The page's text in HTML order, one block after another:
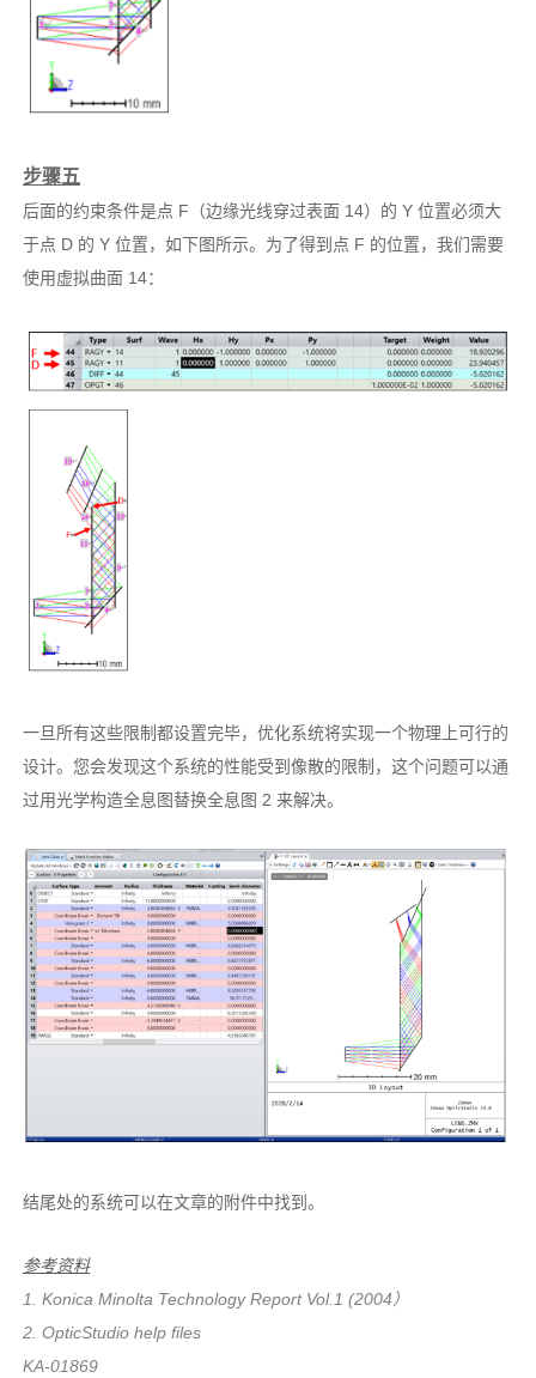
步骤五
后面的约束条件是点 F（边缘光线穿过表面 14）的 Y 位置必须大
于点 D 的 Y 位置，如下图所示。为了得到点 F 的位置，我们需要
使用虚拟曲面 14：
一旦所有这些限制都设置完毕，优化系统将实现一个物理上可行的
设计。您会发现这个系统的性能受到像散的限制，这个问题可以通
过用光学构造全息图替换全息图 2 来解决。
结尾处的系统可以在文章的附件中找到。
参考资料
1. Konica Minolta Technology Report Vol.1 (2004）
2. OpticStudio help files
KA-01869